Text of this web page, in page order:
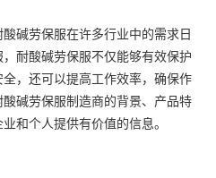
碱劳保服在许多行业中的需求日
耐酸碱劳保服不仅能够有效保护
，还可以提高工作效率，确保作
酸碱劳保服制造商的背景、产品特
和个人提供有价值的信息。